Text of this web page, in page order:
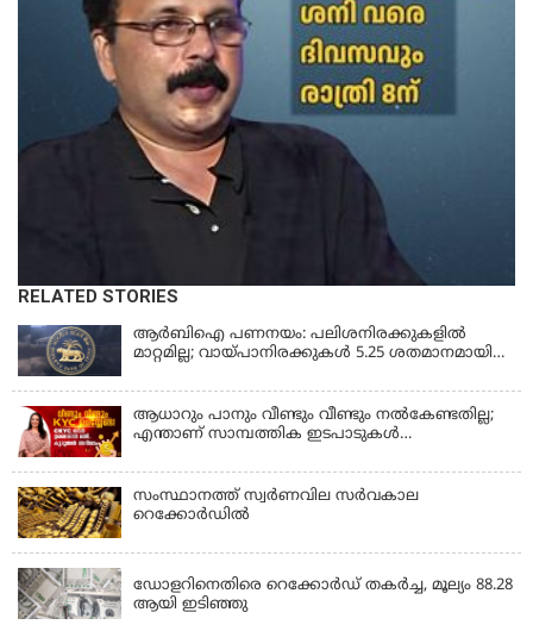
RELATED STORIES
ആർബിഐ പണനയം: പലിശനിരക്കുകളിൽ
മാറ്റമില്ല; വായ്പാനിരക്കുകൾ 5.25 ശതമാനമായി
ആധാറും പാനും വീണ്ടും വീണ്ടും നൽകേണ്ടതില്ല;
എന്താണ് സാമ്പത്തിക ഇടപാടുകൾ
സംസ്ഥാനത്ത് സ്വര്‍ണവില സര്‍വകാല
റെക്കോര്‍ഡില്‍
ഡോളറിനെതിരെ റെക്കോർഡ് തകർച്ച, മൂല്യം 88.28
ആയി ഇടിഞ്ഞു